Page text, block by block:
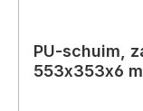
PU-schuim,
553x353x6